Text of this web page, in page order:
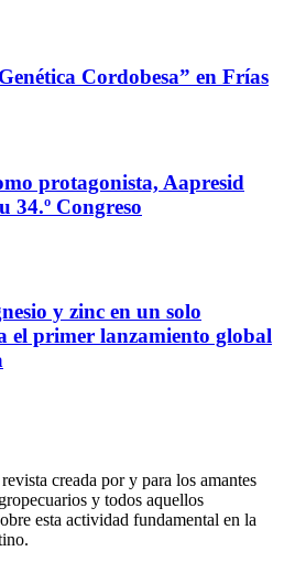
Cordobesa” en Frías
protagonista, Aapresid
34.º Congreso
y zinc en un solo
el primer lanzamiento global
creada por y para los amantes
y todos aquellos
esta actividad fundamental en la